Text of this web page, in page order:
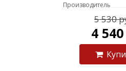
Производитель
5 530
4 540